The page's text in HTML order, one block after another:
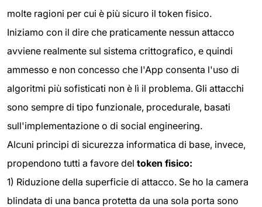
molte ragioni per cui è più sicuro il token fisico.
Iniziamo con il dire che praticamente nessun attacco
avviene realmente sul sistema crittografico, e quindi
ammesso e non concesso che l'App consenta l'uso di
algoritmi più sofisticati non è lì il problema. Gli attacchi
sono sempre di tipo funzionale, procedurale, basati
sull'implementazione o di social engineering.
Alcuni principi di sicurezza informatica di base, invece,
propendono tutti a favore del token fisico:
1) Riduzione della superficie di attacco. Se ho la camera
blindata di una banca protetta da una sola porta sono